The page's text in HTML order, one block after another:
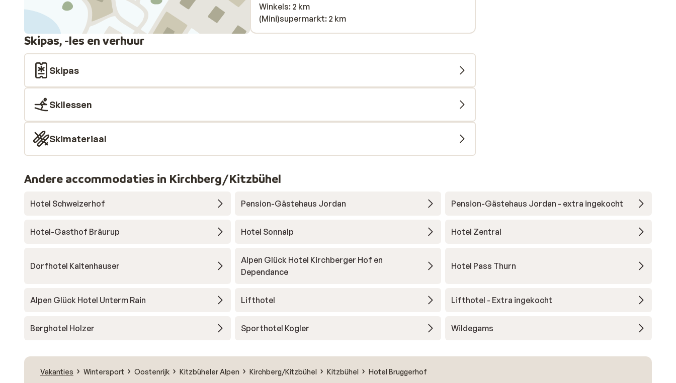
Winkels: 2 km
(Mini)supermarkt: 2 km
Skipas, -les en verhuur
Skipas
Skilessen
Skimateriaal
Andere accommodaties in Kirchberg/Kitzbühel
Hotel Schweizerhof Pension-Gästehaus Jordan Pension-Gästehaus Jordan - extra ingekocht
Hotel-Gasthof Bräurup Hotel Sonnalp Hotel Zentral
Dorfhotel Kaltenhauser
Alpen Glück Hotel Kirchberger Hof en
Dependance
Hotel Pass Thurn
Alpen Glück Hotel Unterm Rain Lifthotel Lifthotel - Extra ingekocht
Berghotel Holzer Sporthotel Kogler Wildegams
Vakanties Wintersport Oostenrijk Kitzbüheler Alpen Kirchberg/Kitzbühel Kitzbühel Hotel Bruggerhof